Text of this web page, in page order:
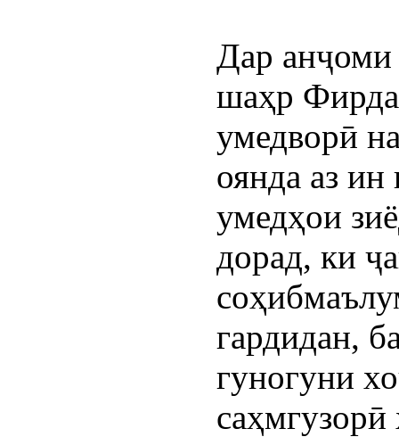
Дар анҷоми
шаҳр
умедворӣ
оянда аз
умедҳои
дорад, ки
гардидан,
гуногуни
саҳмгузорӣ